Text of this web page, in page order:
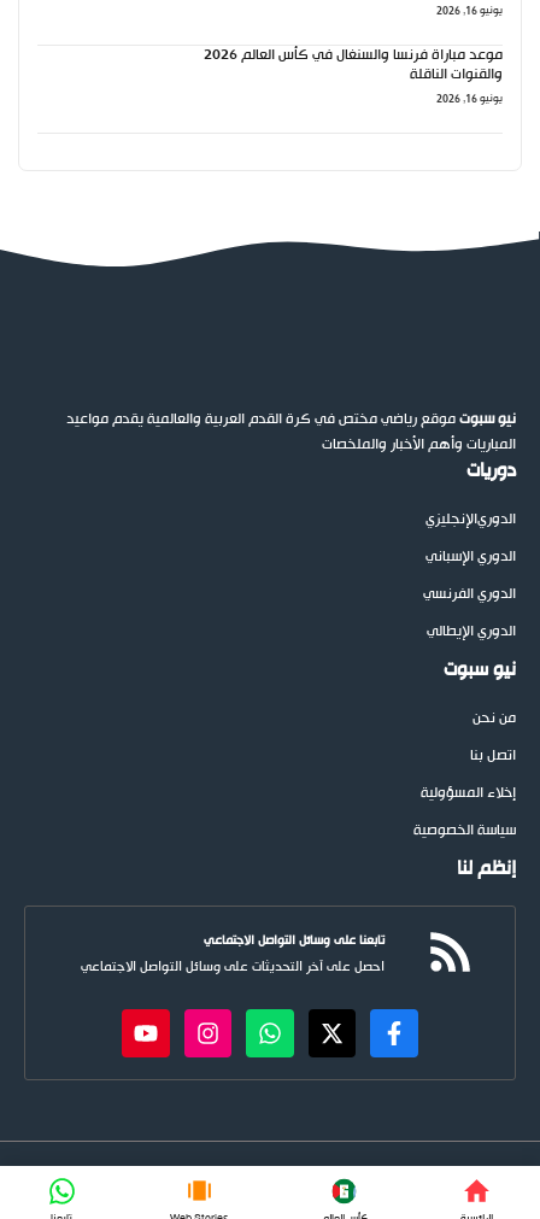
يونيو 16, 2026
موعد مباراة فرنسا والسنغال في كأس العالم 2026
والقنوات الناقلة
يونيو 16, 2026
نيو سبوتموقع رياضي مختص في كرة القدم العربية والعالمية يقدم مواعيد
المباريات وأهم الأخبار والملخصات
دوريات
الدوريالإنجليزي
الدوري الإسباني
الدوري الفرنسي
الدوري الإيطالي
نيو سبوت
من نحن
اتصل بنا
إخلاء المسؤولية
سياسة الخصوصية
إنظم لنا
تابعنا على وسائل التواصل الاجتماعي
احصل على آخر التحديثات على وسائل التواصل الاجتماعي
newspoots.com • جميع الحقوق © محفوظة لموقع